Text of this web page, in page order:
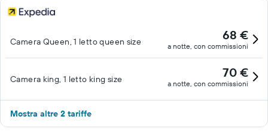
Camera Queen, 1 letto queen size 68 €
a notte, con commissioni
Camera king, 1 letto king size 70 €
a notte, con commissioni
Mostra altre 2 tariffe